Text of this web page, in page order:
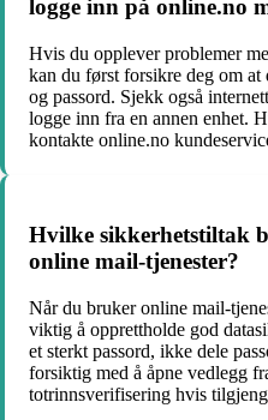
logge inn på online.no
Hvis du opplever problemer
kan du først forsikre deg om at
og passord. Sjekk også
logge inn fra en annen enhet.
kontakte online.no
Hvilke sikkerhetstiltak
online mail-tjenester?
Når du bruker online mail-
viktig å opprettholde god
et sterkt passord, ikke dele
forsiktig med å åpne vedlegg
totrinnsverifisering hvis